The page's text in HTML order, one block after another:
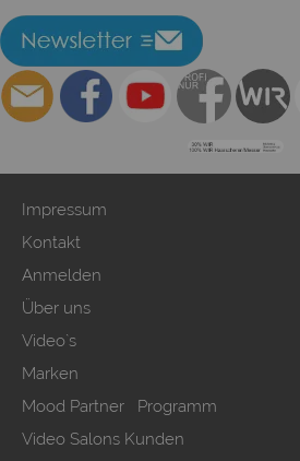
Impressum
Kontakt
Anmelden
Über uns
Video`s
Marken
Mood Partner Programm
Video Salons Kunden